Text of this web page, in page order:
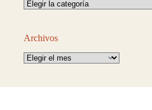
Categorías
Archivos
Archivos